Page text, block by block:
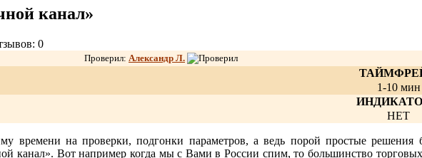
канал»
0
Проверил: Александр Л.
1-10 мин
НЕТ
времени на проверки, подгонки параметров, а ведь порой простые решения
канал». Вот например когда мы с Вами в России спим, то большинство